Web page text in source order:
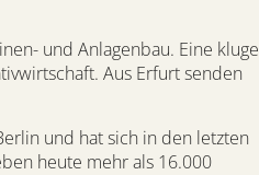
und Anlagenbau. Eine kluge
Aus Erfurt senden
und hat sich in den letzten
heute mehr als 16.000